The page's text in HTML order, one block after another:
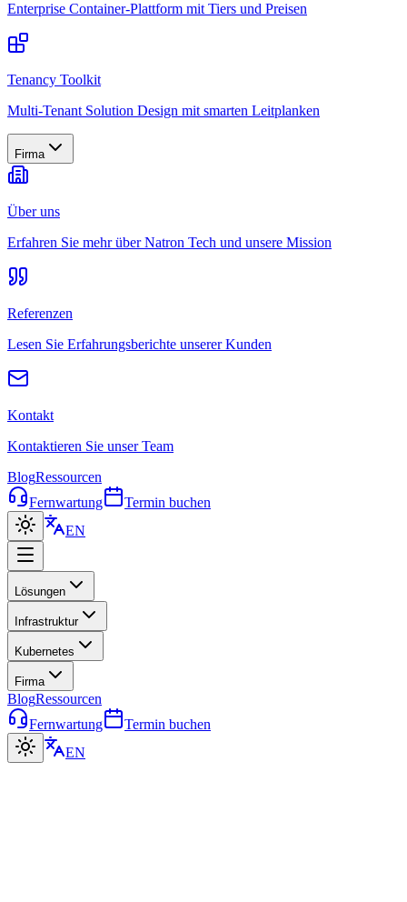
Enterprise Container-Plattform mit Tiers und Preisen
Tenancy Toolkit
Multi-Tenant Solution Design mit smarten Leitplanken
Firma
Über uns
Erfahren Sie mehr über Natron Tech und unsere Mission
Referenzen
Lesen Sie Erfahrungsberichte unserer Kunden
Kontakt
Kontaktieren Sie unser Team
BlogRessourcen
Fernwartung
Termin buchen
EN
Lösungen
Infrastruktur
Kubernetes
Firma
BlogRessourcen
Fernwartung
Termin buchen
EN